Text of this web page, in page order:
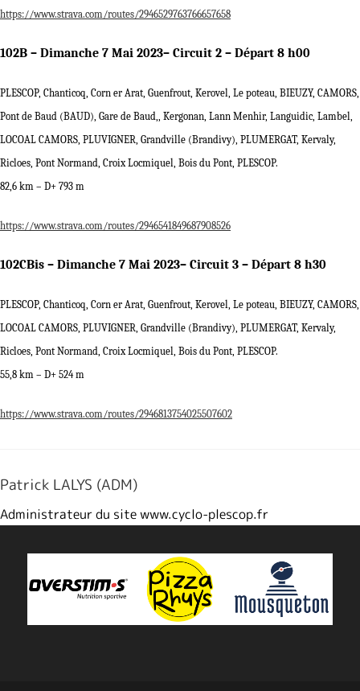
https://www.strava.com/routes/2946529763766657658
102B – Dimanche 7 Mai 2023– Circuit 2 – Départ 8 h00
PLESCOP, Chanticoq, Corn er Arat, Guenfrout, Kerovel, Le poteau, BIEUZY, CAMORS,
Pont de Baud (BAUD), Gare de Baud,, Kergonan, Lann Menhir, Languidic, Lambel,
LOCOAL CAMORS, PLUVIGNER, Grandville (Brandivy), PLUMERGAT, Kervaly,
Ricloes, Pont Normand, Croix Locmiquel, Bois du Pont, PLESCOP.
82,6 km – D+ 793 m
https://www.strava.com/routes/2946541849687908526
102CBis – Dimanche 7 Mai 2023– Circuit 3 – Départ 8 h30
PLESCOP, Chanticoq, Corn er Arat, Guenfrout, Kerovel, Le poteau, BIEUZY, CAMORS,
LOCOAL CAMORS, PLUVIGNER, Grandville (Brandivy), PLUMERGAT, Kervaly,
Ricloes, Pont Normand, Croix Locmiquel, Bois du Pont, PLESCOP.
55,8 km – D+ 524 m
https://www.strava.com/routes/2946813754025507602
Patrick LALYS (ADM)
Administrateur du site www.cyclo-plescop.fr